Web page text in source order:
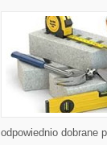
odpowiednio dobrane